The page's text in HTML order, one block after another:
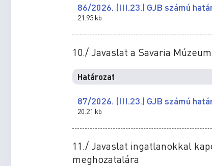
86/2026. (III.23.) GJB számú
21.93 kb
10./ Javaslat a Savaria
Határozat
87/2026. (III.23.) GJB számú
20.21 kb
11./ Javaslat ingatlanokkal
meghozatalára